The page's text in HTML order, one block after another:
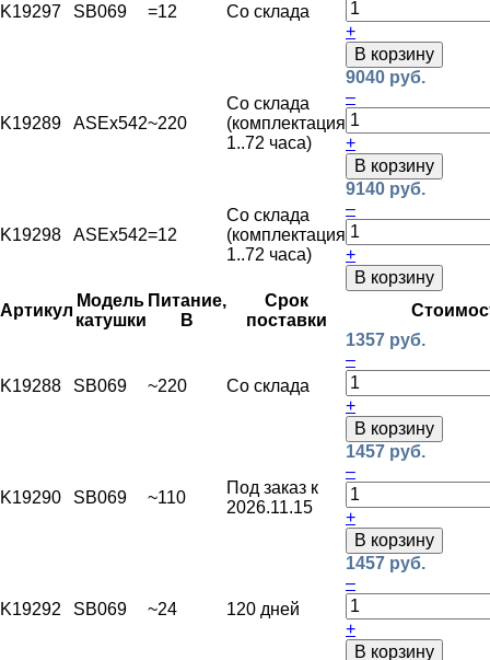
K19297 SB069 =12 Со склада
+
В корзину
K19289 ASEx542~220
Со склада
(комплектация
1..72 часа)
9040 руб.
–
+
В корзину
K19298 ASEx542=12
Со склада
(комплектация
1..72 часа)
9140 руб.
–
+
В корзину
Артикул
Модель
катушки
Питание,
В
Срок
поставки
K19288 SB069 ~220 Со склада
1357 руб.
–
+
В корзину
K19290 SB069 ~110
Под заказ к
2026.11.15
1457 руб.
–
+
В корзину
K19292 SB069 ~24 120 дней
1457 руб.
–
+
В корзину